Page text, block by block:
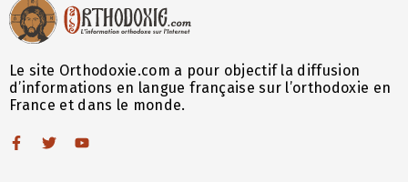
Le site Orthodoxie.com a pour objectif la diffusion
d’informations en langue française sur l’orthodoxie en
France et dans le monde.